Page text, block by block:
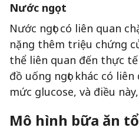
Nước ngọt
Nước ngọt có liên quan
nặng thêm triệu chứng
thể liên quan đến thực tế
đồ uống ngọt khác có
mức glucose, và điều
Mô hình bữa ăn